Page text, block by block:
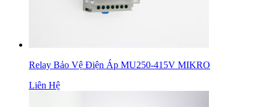
Relay Bảo Vệ Điện Áp MU250-415V MIKRO
Liên Hệ